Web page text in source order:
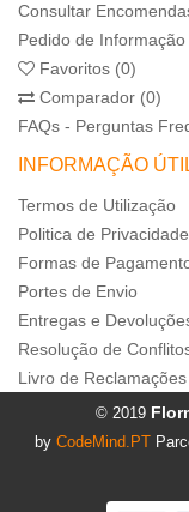
Consultar
Pedido de Informação
Favoritos (0)
Comparador (0)
FAQs - Perguntas
INFORMAÇÃO
Termos de Utilização
Politica de Privacidade
Formas de
Portes de Envio
Entregas e
Resolução de
Livro de Reclamações
© 2019
by CodeMind.PT